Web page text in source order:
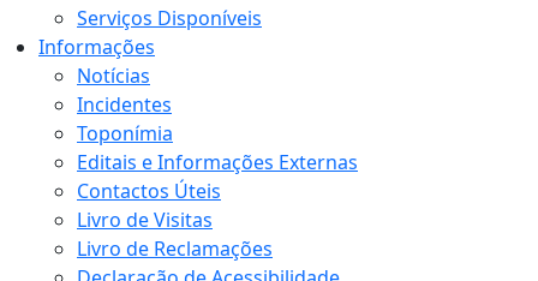
Serviços Disponíveis
Informações
Notícias
Incidentes
Toponímia
Editais e Informações Externas
Contactos Úteis
Livro de Visitas
Livro de Reclamações